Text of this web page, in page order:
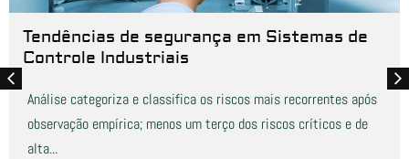
Tendências de segurança em Sistemas de
Controle Industriais
Análise categoriza e classifica os riscos mais recorrentes após
observação empírica; menos um terço dos riscos críticos e de
alta...